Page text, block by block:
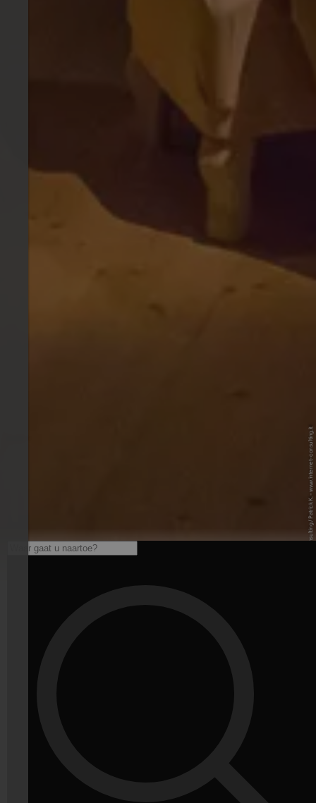
© Internet Consulting / Patrick K. - www.internet-consulting.it